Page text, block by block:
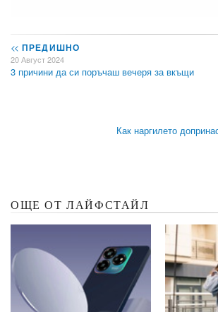
<< ПРЕДИШНО
20 Август 2024
3 причини да си поръчаш вечеря за вкъщи
Как наргилето
ОЩЕ ОТ ЛАЙФСТАЙЛ